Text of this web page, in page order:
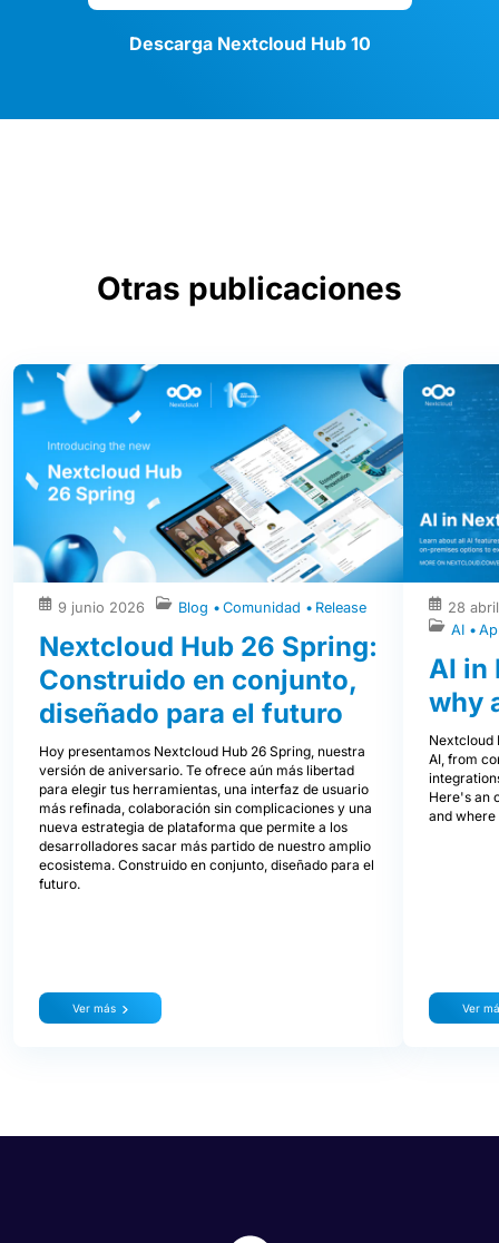
Descarga Nextcloud Hub 10
Otras publicaciones
9 junio 2026 Blog Comunidad Release
Nextcloud Hub 26 Spring:
Construido en conjunto,
diseñado para el futuro
Hoy presentamos Nextcloud Hub 26 Spring, nuestra
versión de aniversario. Te ofrece aún más libertad
para elegir tus herramientas, una interfaz de usuario
más refinada, colaboración sin complicaciones y una
nueva estrategia de plataforma que permite a los
desarrolladores sacar más partido de nuestro amplio
ecosistema. Construido en conjunto, diseñado para el
futuro.
Ver más
28
AI
AI in
why
Nextcloud
AI, from
Here's an
and where
Ver